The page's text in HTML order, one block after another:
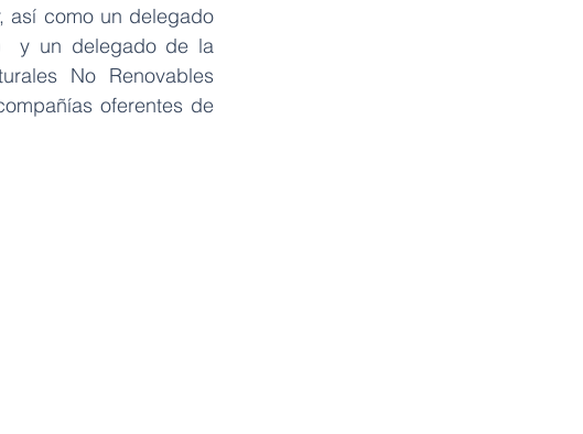
así como un delegado
y un delegado de la
No Renovables
oferentes de